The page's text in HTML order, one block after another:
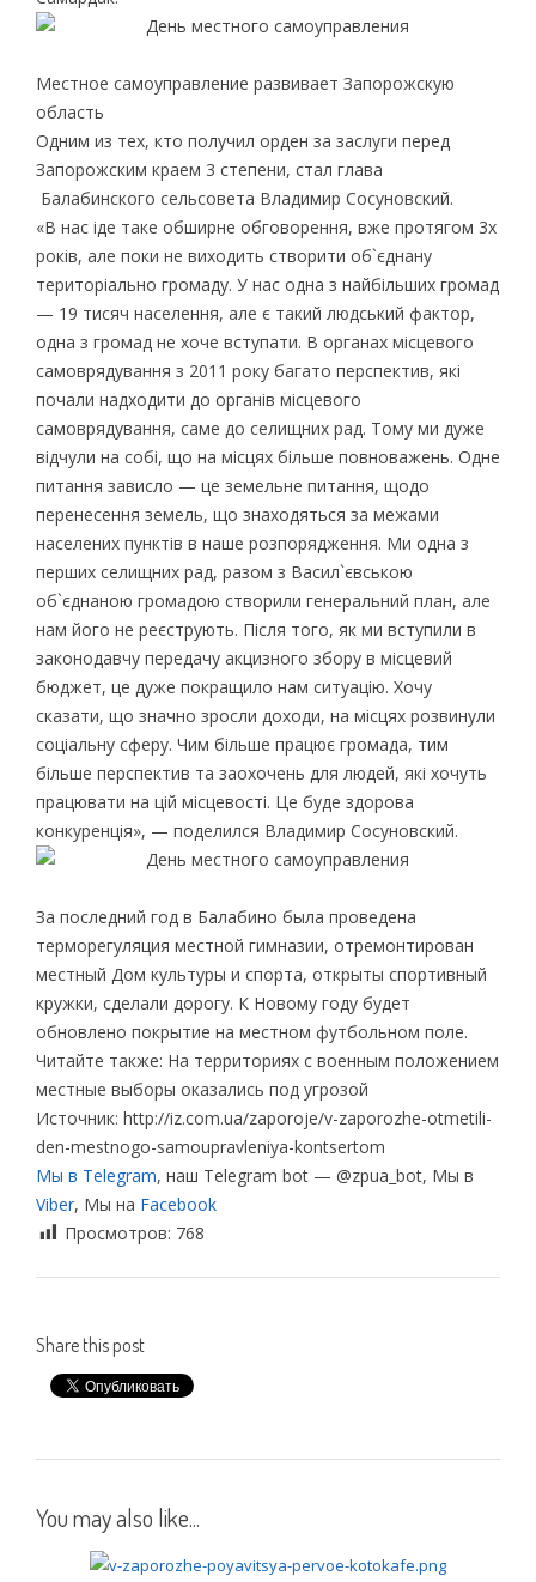
Местное самоуправление развивает Запорожскую
область
Одним из тех, кто получил орден за заслуги перед
Запорожским краем 3 степени, стал глава
Балабинского сельсовета Владимир Сосуновский.
«В нас іде таке обширне обговорення, вже протягом 3х
років, але поки не виходить створити об`єднану
територіально громаду. У нас одна з найбільших громад
— 19 тисяч населення, але є такий людський фактор,
одна з громад не хоче вступати. В органах місцевого
самоврядування з 2011 року багато перспектив, які
почали надходити до органів місцевого
самоврядування, саме до селищних рад. Тому ми дуже
відчули на собі, що на місцях більше повноважень. Одне
питання зависло — це земельне питання, щодо
перенесення земель, що знаходяться за межами
населених пунктів в наше розпорядження. Ми одна з
перших селищних рад, разом з Васил`євською
об`єднаною громадою створили генеральний план, але
нам його не реєструють. Після того, як ми вступили в
законодавчу передачу акцизного збору в місцевий
бюджет, це дуже покращило нам ситуацію. Хочу
сказати, що значно зросли доходи, на місцях розвинули
соціальну сферу. Чим більше працює громада, тим
більше перспектив та заохочень для людей, які хочуть
працювати на цій місцевості. Це буде здорова
конкуренція», — поделился Владимир Сосуновский.
За последний год в Балабино была проведена
терморегуляция местной гимназии, отремонтирован
местный Дом культуры и спорта, открыты спортивный
кружки, сделали дорогу. К Новому году будет
обновлено покрытие на местном футбольном поле.
Читайте также: На территориях с военным положением
местные выборы оказались под угрозой
Источник: http://iz.com.ua/zaporoje/v-zaporozhe-otmetili-
den-mestnogo-samoupravleniya-kontsertom
Мы в Telegram, наш Telegram bot — @zpua_bot, Мы в
Viber, Мы на Facebook
Просмотров: 768
Share this post
You may also like...